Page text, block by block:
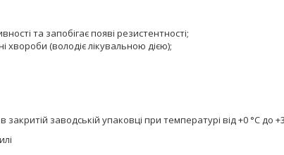
та запобігає появі резистентності;
хвороби (володіє лікувальною дією);
закритій заводській упаковці при температурі від +0 °С до